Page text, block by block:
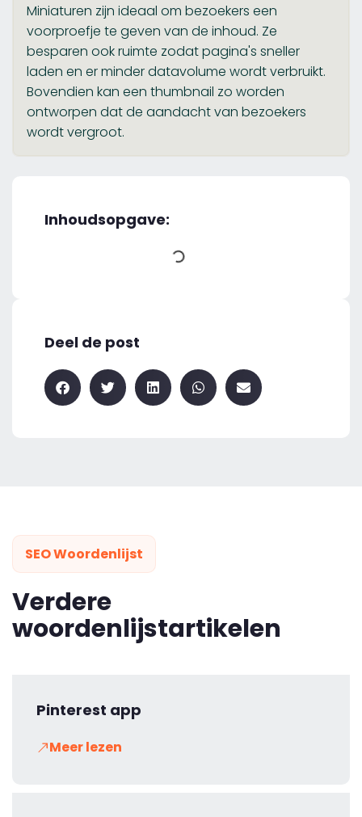
Miniaturen zijn ideaal om bezoekers een
voorproefje te geven van de inhoud. Ze
besparen ook ruimte zodat pagina's sneller
laden en er minder datavolume wordt verbruikt.
Bovendien kan een thumbnail zo worden
ontworpen dat de aandacht van bezoekers
wordt vergroot.
Inhoudsopgave:
Deel de post
SEO Woordenlijst
Verdere
woordenlijstartikelen
Pinterest app
Meer lezen